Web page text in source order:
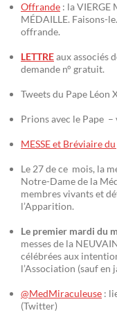
Offrande : la VIERGE
MÉDAILLE. Faisons-
offrande.
LETTREaux associés
demande n° gratuit.
Tweets du Pape Léon
Prions avec le Pape –
MESSE et Bréviaire
Le 27 de ce mois, la
Notre-Dame de la
membres vivants et
l’Apparition.
Le premier mardi du
messes de la
célébrées aux
l’Association (sauf en
@MedMiraculeuse :
(Twitter)